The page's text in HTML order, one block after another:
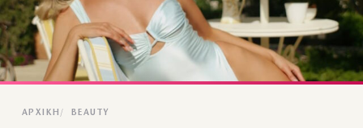
ΑΡΧΙΚΉ BEAUTY